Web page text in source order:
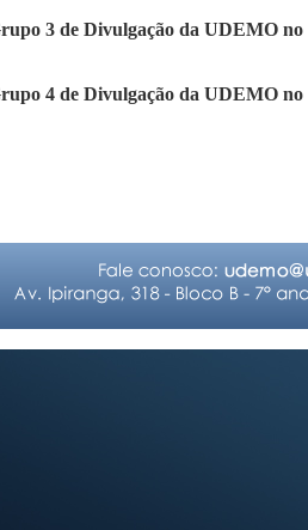
3 de Divulgação da UDEMO
4 de Divulgação da UDEMO